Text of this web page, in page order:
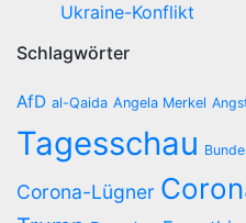
Ukraine-Konflikt
Schlagwörter
AfD al-Qaida Angela Merkel
Tagesschau
Corona-Lügner